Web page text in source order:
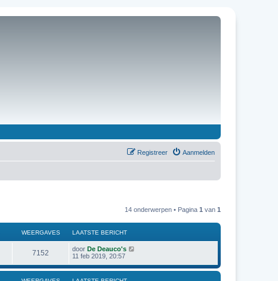
Aanmelden
Registreer
14 onderwerpen • Pagina 1 van 1
WEERGAVES LAATSTE BERICHT
7152 door De Deauco's
11 feb 2019, 20:57